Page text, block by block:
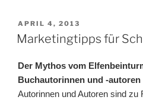
VERÖFFENTLICHT
AM
APRIL 4, 2013
Marketingtipps für
Der Mythos vom
Buchautorinnen und -autoren
Autorinnen und Autoren sind